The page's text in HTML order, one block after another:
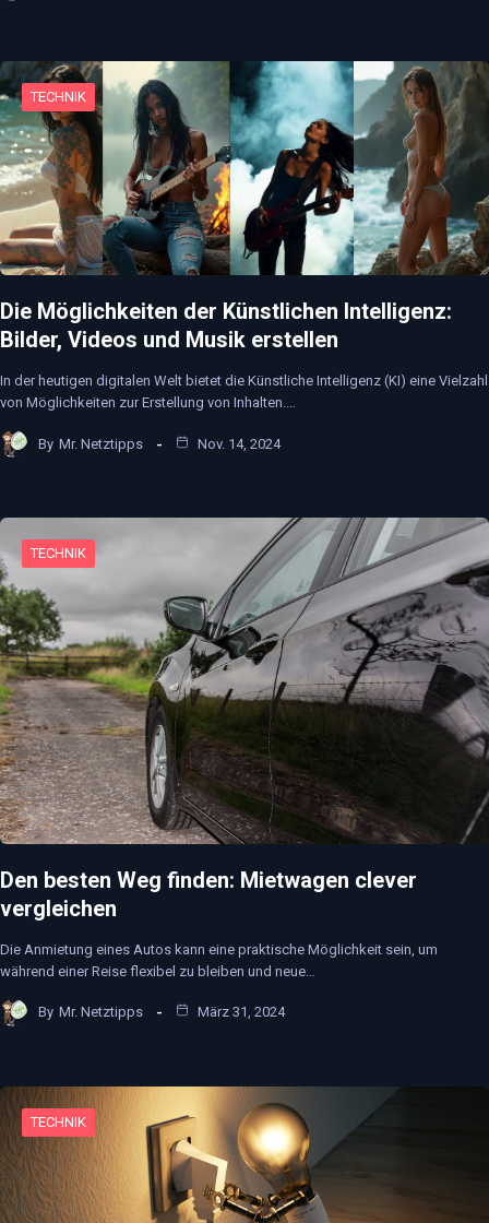
TECHNIK
Die Möglichkeiten der Künstlichen Intelligenz:
Bilder, Videos und Musik erstellen
In der heutigen digitalen Welt bietet die Künstliche Intelligenz (KI) eine Vielzahl
von Möglichkeiten zur Erstellung von Inhalten.…
By Mr. Netztipps Nov. 14, 2024
TECHNIK
Den besten Weg finden: Mietwagen clever
vergleichen
Die Anmietung eines Autos kann eine praktische Möglichkeit sein, um
während einer Reise flexibel zu bleiben und neue…
By Mr. Netztipps März 31, 2024
TECHNIK